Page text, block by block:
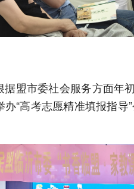
据盟市委社会服务方面年
办“高考志愿精准填报指